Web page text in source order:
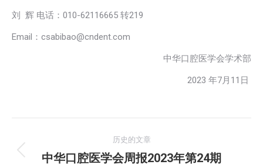
刘 辉 电话：010-62116665 转219
Email：csabibao@cndent.com
中华口腔医学会学术部
2023 年7月11日
章
历史的文章
历
中华口腔医学会周报2023年第24期